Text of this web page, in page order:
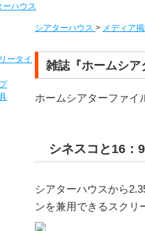
シアターハウス > メディア
雑誌『ホームシア
ホームシアターファイ
シネスコと16：
シアターハウスから
ンを兼用できるスクリ
ータイ